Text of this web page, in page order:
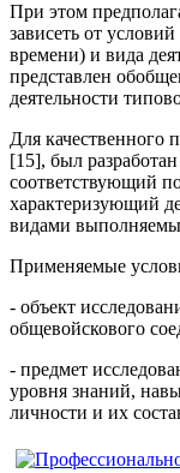
При этом
зависеть от
времени) и вида
представлен
деятельности
Для качественного
[15], был
соответствующий
характеризующий
видами
Применяемые
- объект
общевойскового
- предмет
уровня знаний,
личности и их